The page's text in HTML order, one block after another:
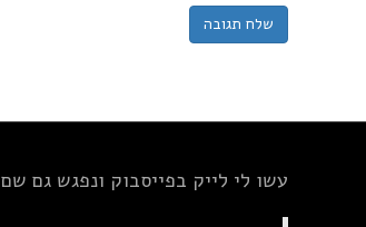
עשו לי לייק בפייסבוק ונפגש גם שם